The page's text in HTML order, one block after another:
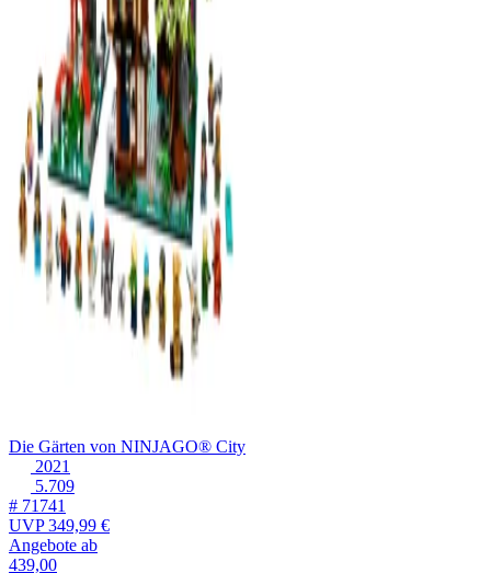
Die Gärten von NINJAGO® City
2021
5.709
# 71741
UVP349,99 €
Angebote ab
439,00